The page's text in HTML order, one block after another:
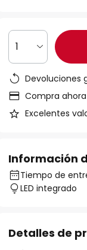
1
Devoluciones
Compra
Excelentes
Información
Tiempo de
LED integrado
Detalles de